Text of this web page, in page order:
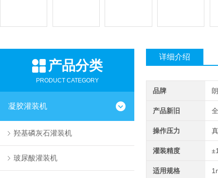
产品分类
PRODUCT CATEGORY
凝胶灌装机
羟基磷灰石灌装机
玻尿酸灌装机
详细介绍
品牌
产品新旧
操作压力
灌装精度
适用规格